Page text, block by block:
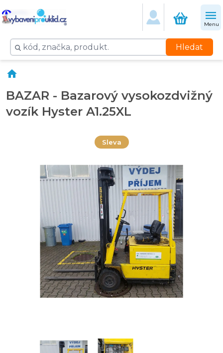
Menu
Hledat
BAZAR - Bazarový vysokozdvižný
vozík Hyster A1.25XL
Sleva